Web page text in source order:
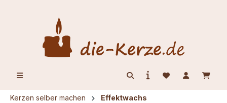
Kerzen selber machen Effektwachs